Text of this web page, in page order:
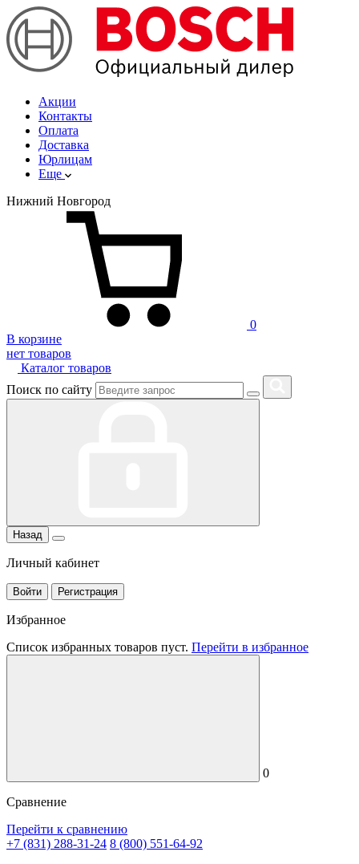
Акции
Контакты
Оплата
Доставка
Юрлицам
Еще
Нижний Новгород
0
В корзине
нет товаров
Каталог товаров
Поиск по сайту
Назад
Личный кабинет
Войти Регистрация
Избранное
Список избранных товаров пуст. Перейти в избранное
0
Сравнение
Перейти к сравнению
+7 (831) 288-31-24 8 (800) 551-64-92